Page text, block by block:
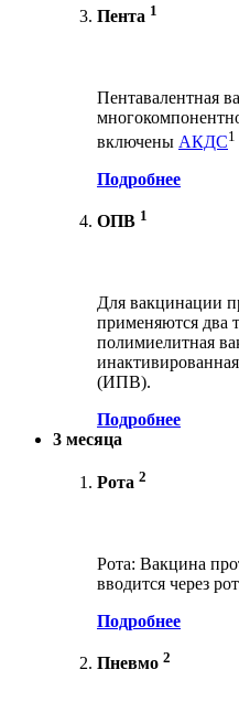
Пента 1
Пентавалентная
включены АКДС1
Подробнее
ОПВ 1
Для вакцинации
применяются два
полимиелитная
(ИПВ).
Подробнее
3 месяца
Рота 2
Рота: Вакцина
вводится через
Подробнее
Пневмо 2